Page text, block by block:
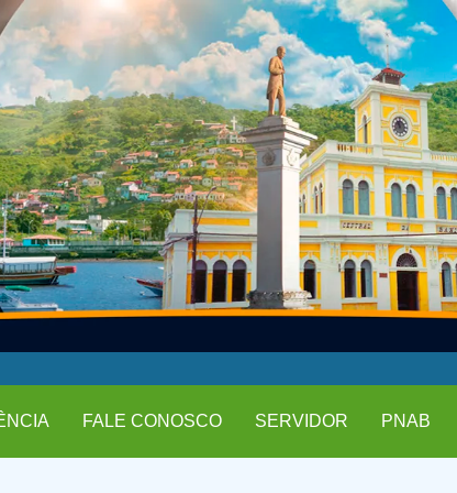
FALE CONOSCO SERVIDOR PNAB